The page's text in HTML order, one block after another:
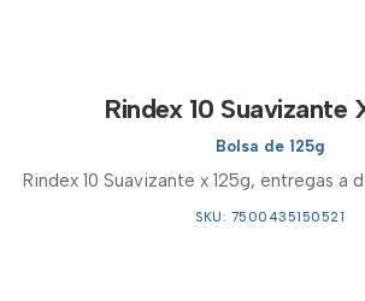
Rindex 10 Suavizante
Bolsa de 125g
Rindex 10 Suavizante x 125g, entregas a
SKU: 7500435150521